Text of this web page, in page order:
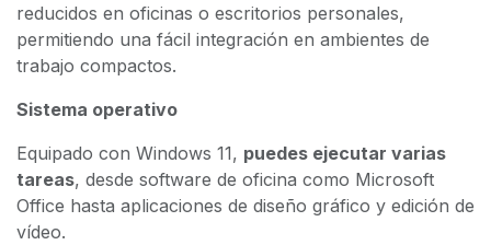
reducidos en oficinas o escritorios personales,
permitiendo una fácil integración en ambientes de
trabajo compactos.
Sistema operativo
Equipado con Windows 11, puedes ejecutar varias
tareas, desde software de oficina como Microsoft
Office hasta aplicaciones de diseño gráfico y edición de
vídeo.